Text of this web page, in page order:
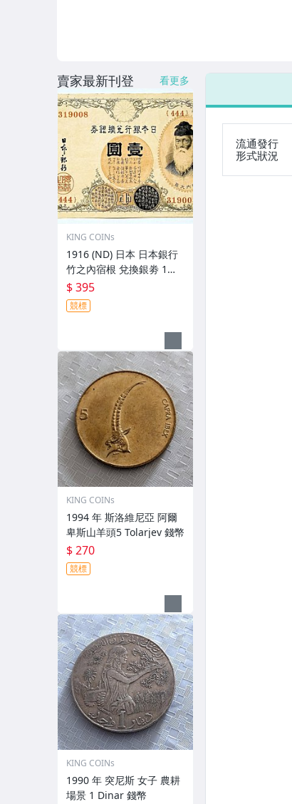
流通發行
形式狀況
賣家最新刊登 看更多
KING COINs
1916 (ND) 日本 日本銀行
竹之內宿根 兌換銀劵 1元
壹圓 舊版 紙鈔 武內大臣
錢幣
$ 395
競標
KING COINs
1994 年 斯洛維尼亞 阿爾
卑斯山羊頭5 Tolarjev 錢幣
$ 270
競標
KING COINs
1990 年 突尼斯 女子 農耕
場景 1 Dinar 錢幣